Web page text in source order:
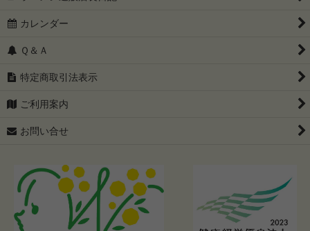
カレンダー
Ｑ＆Ａ
特定商取引法表示
ご利用案内
お問い合せ